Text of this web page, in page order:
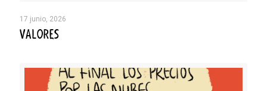
17 junio, 2026
VALORES